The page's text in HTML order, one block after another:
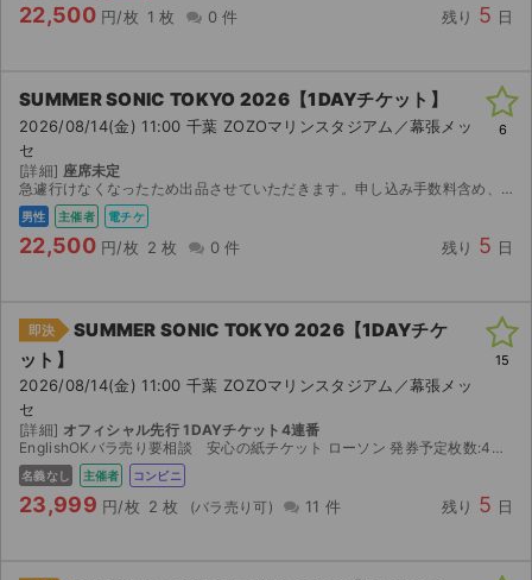
22,500 円/枚 1 枚 0 件 残り 5 日
SUMMER SONIC TOKYO 2026【1DAYチケット】
2026/08/14(金) 11:00 千葉 ZOZOマリンスタジアム／幕張メッ
セ
[詳細] 座席未定
急遽行けなくなったため出品させていただきます。申し込み手数料含め、定価です。
男性 主催者 電チケ
22,500 円/枚 2 枚 0 件 残り 5 日
6
即決
SUMMER SONIC TOKYO 2026【1DAYチケ
ット】
2026/08/14(金) 11:00 千葉 ZOZOマリンスタジアム／幕張メッ
セ
[詳細] オフィシャル先行 1DAYチケット4連番
EnglishOKバラ売り要相談 安心の紙チケット ローソン 発券予定枚数:4枚 2026/08/09(日) 14:00 ~ 2026/08/17(月) 21:00の間にお受取りくださ...
名義なし 主催者 コンビニ
23,999 円/枚 2 枚 11 件 残り 5 日
15